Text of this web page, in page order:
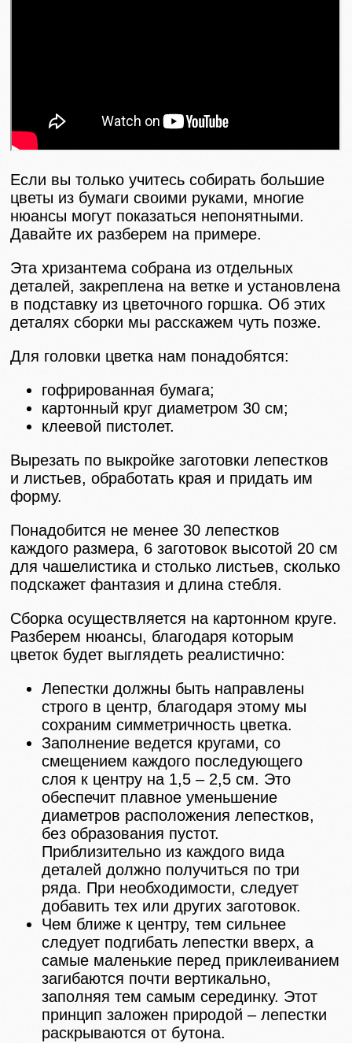
Если вы только учитесь собирать большие
цветы из бумаги своими руками, многие
нюансы могут показаться непонятными.
Давайте их разберем на примере.
Эта хризантема собрана из отдельных
деталей, закреплена на ветке и установлена
в подставку из цветочного горшка. Об этих
деталях сборки мы расскажем чуть позже.
Для головки цветка нам понадобятся:
гофрированная бумага;
картонный круг диаметром 30 см;
клеевой пистолет.
Вырезать по выкройке заготовки лепестков
и листьев, обработать края и придать им
форму.
Понадобится не менее 30 лепестков
каждого размера, 6 заготовок высотой 20 см
для чашелистика и столько листьев, сколько
подскажет фантазия и длина стебля.
Сборка осуществляется на картонном круге.
Разберем нюансы, благодаря которым
цветок будет выглядеть реалистично:
Лепестки должны быть направлены
строго в центр, благодаря этому мы
сохраним симметричность цветка.
Заполнение ведется кругами, со
смещением каждого последующего
слоя к центру на 1,5 – 2,5 см. Это
обеспечит плавное уменьшение
диаметров расположения лепестков,
без образования пустот.
Приблизительно из каждого вида
деталей должно получиться по три
ряда. При необходимости, следует
добавить тех или других заготовок.
Чем ближе к центру, тем сильнее
следует подгибать лепестки вверх, а
самые маленькие перед приклеиванием
загибаются почти вертикально,
заполняя тем самым серединку. Этот
принцип заложен природой – лепестки
раскрываются от бутона.